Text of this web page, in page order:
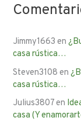
Jimmy1663 en
casa rústica…
Steven3108 en
casa rústica…
Julius3807en
casa (Y